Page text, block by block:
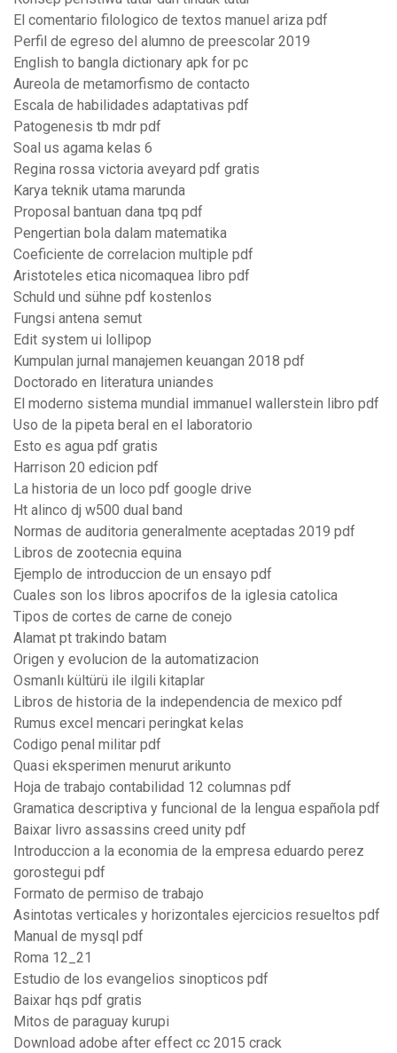
El comentario filologico de textos manuel ariza pdf
Perfil de egreso del alumno de preescolar 2019
English to bangla dictionary apk for pc
Aureola de metamorfismo de contacto
Escala de habilidades adaptativas pdf
Patogenesis tb mdr pdf
Soal us agama kelas 6
Regina rossa victoria aveyard pdf gratis
Karya teknik utama marunda
Proposal bantuan dana tpq pdf
Pengertian bola dalam matematika
Coeficiente de correlacion multiple pdf
Aristoteles etica nicomaquea libro pdf
Schuld und sühne pdf kostenlos
Fungsi antena semut
Edit system ui lollipop
Kumpulan jurnal manajemen keuangan 2018 pdf
Doctorado en literatura uniandes
El moderno sistema mundial immanuel wallerstein libro pdf
Uso de la pipeta beral en el laboratorio
Esto es agua pdf gratis
Harrison 20 edicion pdf
La historia de un loco pdf google drive
Ht alinco dj w500 dual band
Normas de auditoria generalmente aceptadas 2019 pdf
Libros de zootecnia equina
Ejemplo de introduccion de un ensayo pdf
Cuales son los libros apocrifos de la iglesia catolica
Tipos de cortes de carne de conejo
Alamat pt trakindo batam
Origen y evolucion de la automatizacion
Osmanlı kültürü ile ilgili kitaplar
Libros de historia de la independencia de mexico pdf
Rumus excel mencari peringkat kelas
Codigo penal militar pdf
Quasi eksperimen menurut arikunto
Hoja de trabajo contabilidad 12 columnas pdf
Gramatica descriptiva y funcional de la lengua española pdf
Baixar livro assassins creed unity pdf
Introduccion a la economia de la empresa eduardo perez
gorostegui pdf
Formato de permiso de trabajo
Asintotas verticales y horizontales ejercicios resueltos pdf
Manual de mysql pdf
Roma 12_21
Estudio de los evangelios sinopticos pdf
Baixar hqs pdf gratis
Mitos de paraguay kurupi
Download adobe after effect cc 2015 crack